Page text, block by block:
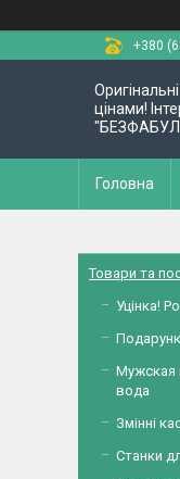
+380
цінами!
Головна
Товари та
Уцінка!
Мужская
вода
Змінні
Станки